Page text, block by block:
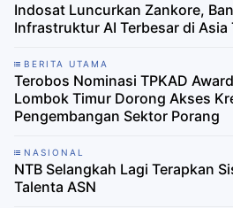
Indosat Luncurkan Zankore,
Infrastruktur AI Terbesar di Asia
BERITA UTAMA
Terobos Nominasi TPKAD
Lombok Timur Dorong Akses
Pengembangan Sektor Porang
NASIONAL
NTB Selangkah Lagi Terapkan
Talenta ASN